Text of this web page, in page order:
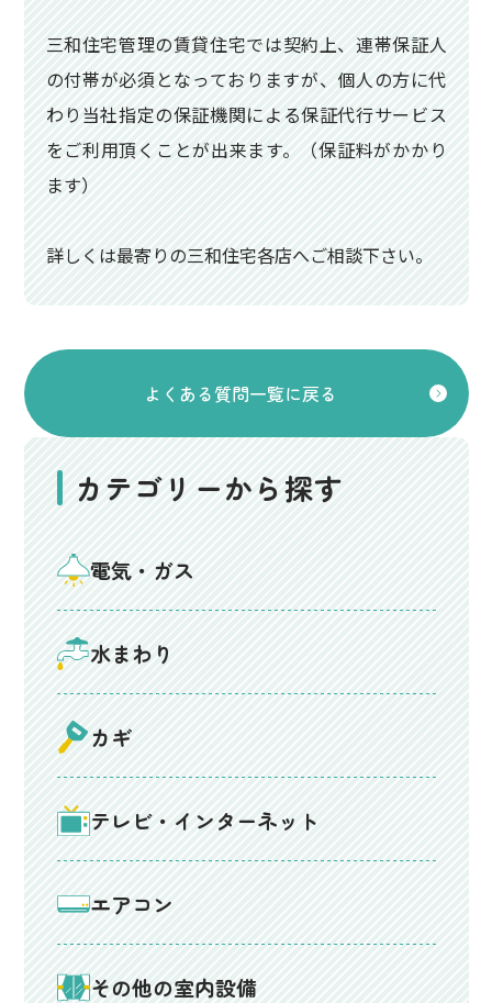
三和住宅管理の賃貸住宅では契約上、連帯保証人
の付帯が必須となっておりますが、個人の方に代
わり当社指定の保証機関による保証代行サービス
をご利用頂くことが出来ます。（保証料がかかり
ます）
詳しくは最寄りの三和住宅各店へご相談下さい。
よくある質問一覧に戻る
カテゴリーから探す
電気・ガス
水まわり
カギ
テレビ・インターネット
エアコン
その他の室内設備